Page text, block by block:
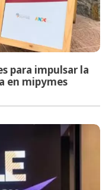
para impulsar la
en mipymes